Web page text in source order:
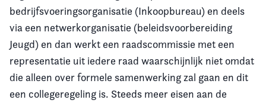
bedrijfsvoeringsorganisatie (Inkoopbureau) en deels
via een netwerkorganisatie (beleidsvoorbereiding
Jeugd) en dan werkt een raadscommissie met een
representatie uit iedere raad waarschijnlijk niet omdat
die alleen over formele samenwerking zal gaan en dit
een collegeregeling is. Steeds meer eisen aan de